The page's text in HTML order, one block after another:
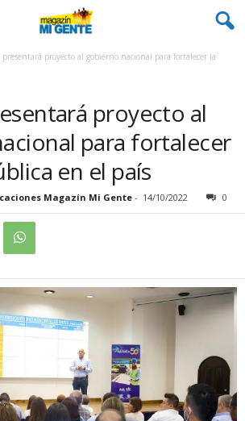
presentará proyecto al gobierno nacional para fortalecer la
proyecto al
para fortalecer
en el país
Magazín Mi Gente - 14/10/2022 0